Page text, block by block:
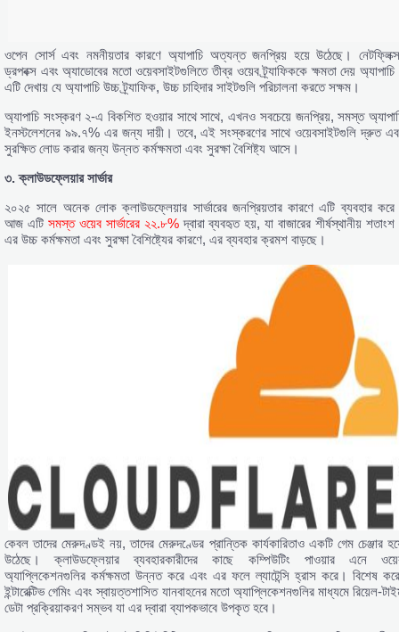
ওপেন সোর্স এবং নমনীয়তার কারণে অ্যাপাচি অত্যন্ত জনপ্রিয় হয়ে উঠেছে।
ড্রপবক্স এবং অ্যাডোবের মতো ওয়েবসাইটগুলিতে তীব্র ওয়েব ট্র্যাফিককে ক্ষমতা দেয়
এটি দেখায় যে অ্যাপাচি উচ্চ ট্র্যাফিক, উচ্চ চাহিদার সাইটগুলি পরিচালনা করতে সক্ষম।
অ্যাপাচি সংস্করণ ২-এ বিকশিত হওয়ার সাথে সাথে, এখনও সবচেয়ে জনপ্রিয়, সমস্ত
ইনস্টলেশনের ৯৯.৭% এর জন্য দায়ী। তবে, এই সংস্করণের সাথে ওয়েবসাইটগুলি দ্রুত
সুরক্ষিত লোড করার জন্য উন্নত কর্মক্ষমতা এবং সুরক্ষা বৈশিষ্ট্য আসে।
৩.ক্লাউডফ্লেয়ারসার্ভার
২০২৫ সালে অনেক লোক ক্লাউডফ্লেয়ার সার্ভারের জনপ্রিয়তার কারণে এটি ব্যবহার
আজ এটি সমস্ত ওয়েব সার্ভারের ২২.৮%দ্বারা ব্যবহৃত হয়, যা বাজারের শীর্ষস্থানীয়
এর উচ্চ কর্মক্ষমতা এবং সুরক্ষা বৈশিষ্ট্যের কারণে, এর ব্যবহার ক্রমশ বাড়ছে।
কেবল তাদের মেরুদণ্ডই নয়, তাদের মেরুদণ্ডের প্রান্তিক কার্যকারিতাও একটি গেম চেঞ্জার
উঠেছে। ক্লাউডফ্লেয়ার ব্যবহারকারীদের কাছে কম্পিউটিং পাওয়ার এনে
অ্যাপ্লিকেশনগুলির কর্মক্ষমতা উন্নত করে এবং এর ফলে ল্যাটেন্সি হ্রাস করে। বিশেষ
ইন্টারেক্টিভ গেমিং এবং স্বায়ত্তশাসিত যানবাহনের মতো অ্যাপ্লিকেশনগুলির মাধ্যমে রিয়েল-
ডেটা প্রক্রিয়াকরণ সম্ভব যা এর দ্বারা ব্যাপকভাবে উপকৃত হবে।